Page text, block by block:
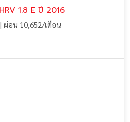
1.8 E ปี 2016
ผ่อน 10,652/เดือน